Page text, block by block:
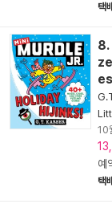
택
10
예
택